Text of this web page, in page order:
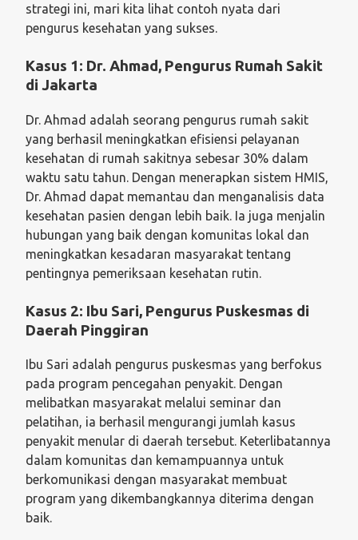
strategi ini, mari kita lihat contoh nyata dari
pengurus kesehatan yang sukses.
Kasus 1: Dr. Ahmad, Pengurus Rumah Sakit
di Jakarta
Dr. Ahmad adalah seorang pengurus rumah sakit
yang berhasil meningkatkan efisiensi pelayanan
kesehatan di rumah sakitnya sebesar 30% dalam
waktu satu tahun. Dengan menerapkan sistem HMIS,
Dr. Ahmad dapat memantau dan menganalisis data
kesehatan pasien dengan lebih baik. Ia juga menjalin
hubungan yang baik dengan komunitas lokal dan
meningkatkan kesadaran masyarakat tentang
pentingnya pemeriksaan kesehatan rutin.
Kasus 2: Ibu Sari, Pengurus Puskesmas di
Daerah Pinggiran
Ibu Sari adalah pengurus puskesmas yang berfokus
pada program pencegahan penyakit. Dengan
melibatkan masyarakat melalui seminar dan
pelatihan, ia berhasil mengurangi jumlah kasus
penyakit menular di daerah tersebut. Keterlibatannya
dalam komunitas dan kemampuannya untuk
berkomunikasi dengan masyarakat membuat
program yang dikembangkannya diterima dengan
baik.